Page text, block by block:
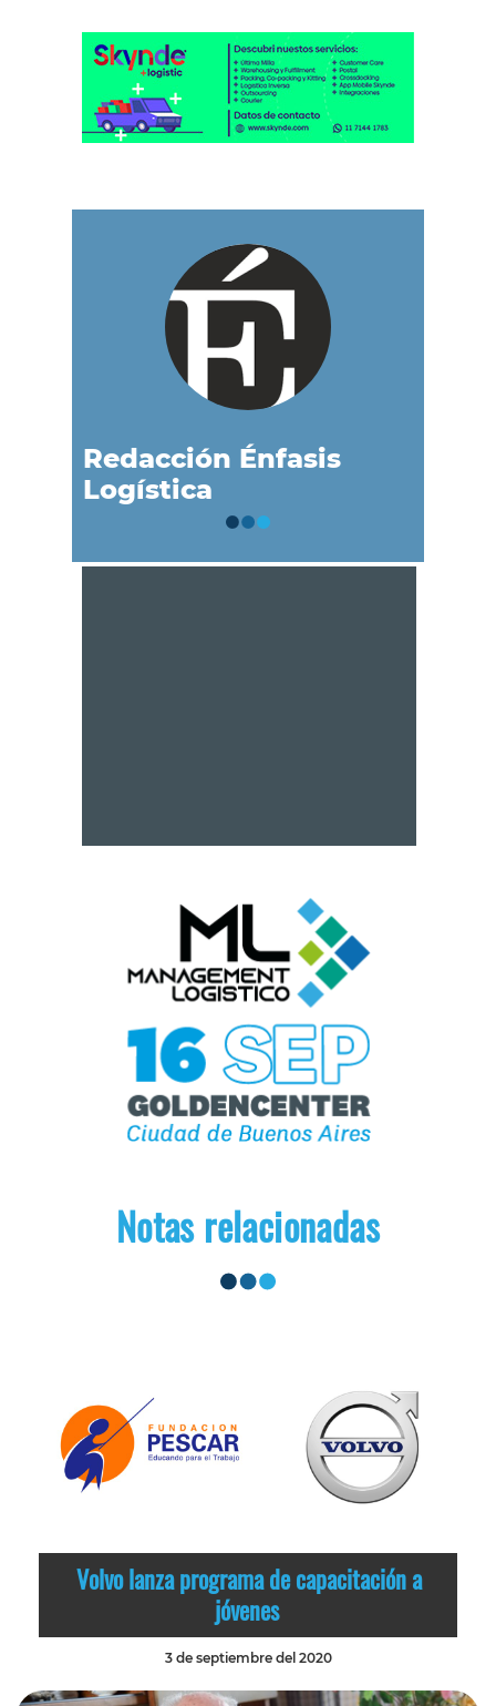
Redacción Énfasis
Logística
Notas relacionadas
Volvo lanza programa de capacitación a
jóvenes
3 de septiembre del 2020